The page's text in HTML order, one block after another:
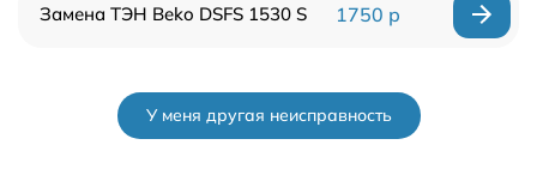
Замена ТЭН Beko DSFS 1530 S 1750 р
У меня другая неисправность